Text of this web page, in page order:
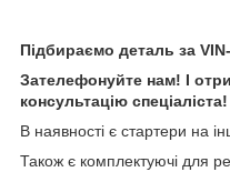
Підбираємо деталь за
Зателефонуйте нам! І
консультацію спеціаліста!
В наявності є стартери на
Також є комплектуючі для